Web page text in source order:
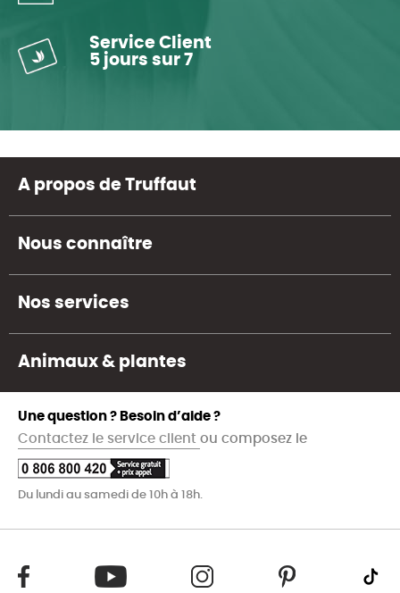
Service Client
5 jours sur 7
A propos de Truffaut
Nous connaître
Nos services
Animaux & plantes
Une question ? Besoin d’aide ?
Contactez le service client ou composez le
Du lundi au samedi de 10h à 18h.